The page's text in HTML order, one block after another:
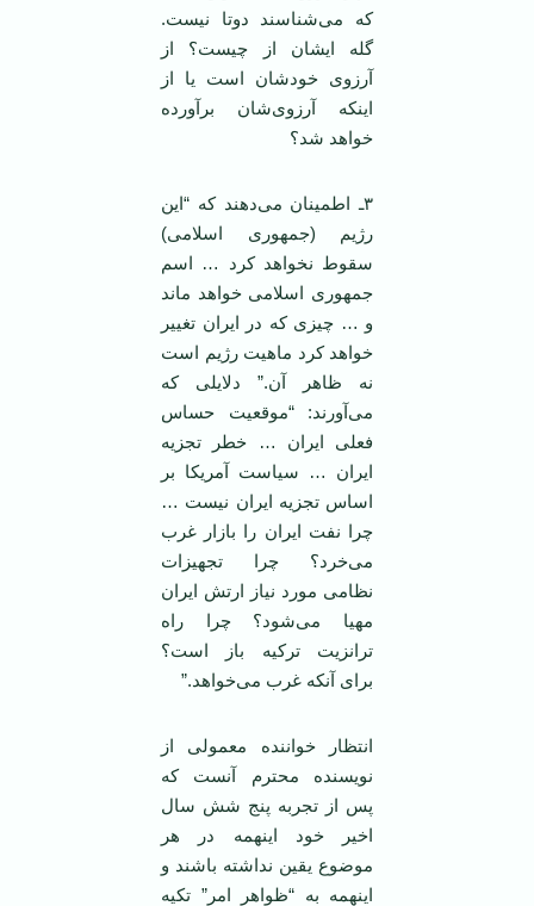
که می‌شناسند دوتا نیست.
گله ایشان از چیست؟ از
آرزوی خود‌شان است یا از
اینکه آرزوی‌شان برآورده
خواهد شد؟
٣ـ اطمینان می‌دهند که “این
رژیم (جمهوری اسلامی)
سقوط نخواهد کرد … اسم
جمهوری اسلامی خواهد ماند
و … چیزی که در ایران تغییر
خواهد کرد ماهیت رژیم است
نه ظاهر آن.” دلایلی که
می‌آورند: “موقعیت حساس
فعلی ایران … خطر تجزیه
ایران … سیاست آمریکا بر
اساس تجزیه ایران نیست …
چرا نفت ایران را بازار غرب
می‌خرد؟ چرا تجهیزات
نظامی مورد نیاز ارتش ایران
مهیا می‌شود؟ چرا راه
ترانزیت ترکیه باز است؟
برای آنکه غرب می‌خواهد.”
انتظار خواننده معمولی از
نویسنده محترم آنست که
پس از تجربه پنج شش سال
اخیر خود اینهمه در هر
موضوع یقین نداشته باشند و
اینهمه به “ظواهر امر” تکیه